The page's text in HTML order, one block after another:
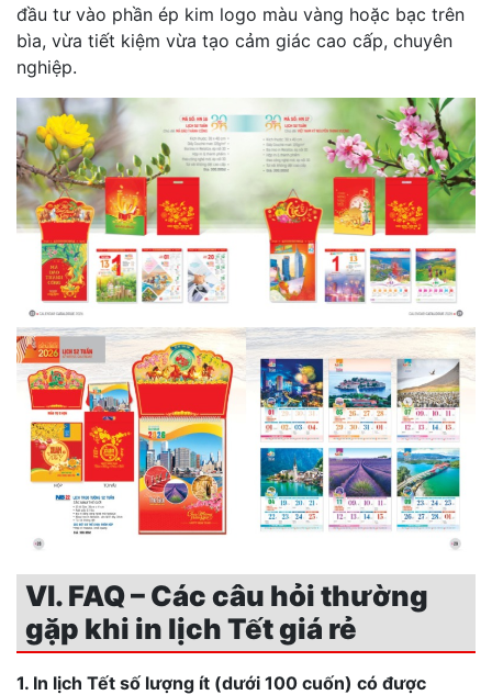
đầu tư vào phần ép kim logo màu vàng hoặc bạc trên
bìa, vừa tiết kiệm vừa tạo cảm giác cao cấp, chuyên
nghiệp.
VI. FAQ – Các câu hỏi thường
gặp khi in lịch Tết giá rẻ
1. In lịch Tết số lượng ít (dưới 100 cuốn) có được